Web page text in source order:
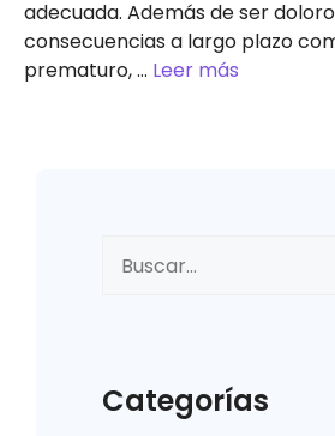
adecuada. Además de ser
consecuencias a largo plazo
prematuro, … Leer más
Categorías